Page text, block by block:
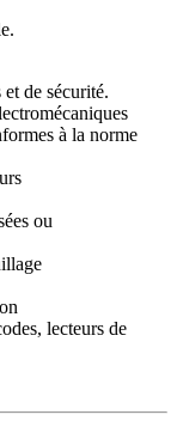
de sécurité.
à la norme
ou
lecteurs de